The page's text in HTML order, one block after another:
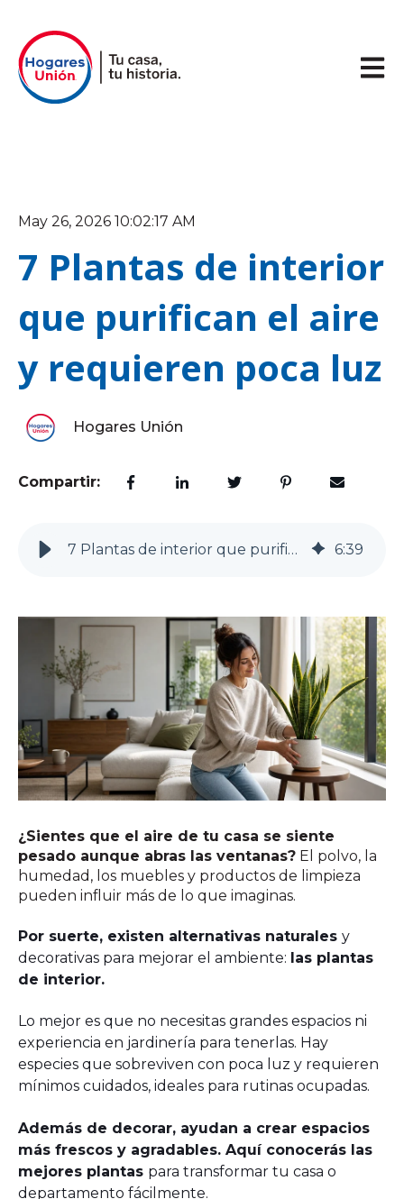
Abrir
May 26, 2026 10:02:17 AM
7 Plantas de interior
que purifican el aire
y requieren poca luz
Hogares Unión
Compartir:
7 Plantas de interior que purifican el aire y requieren poca luz 6:39
¿Sientes que el aire de tu casa se siente
pesado aunque abras las ventanas? El polvo, la
humedad, los muebles y productos de limpieza
pueden influir más de lo que imaginas.
Por suerte, existen alternativas naturales y
decorativas para mejorar el ambiente: las plantas
de interior.
Lo mejor es que no necesitas grandes espacios ni
experiencia en jardinería para tenerlas. Hay
especies que sobreviven con poca luz y requieren
mínimos cuidados, ideales para rutinas ocupadas.
Además de decorar, ayudan a crear espacios
más frescos y agradables. Aquí conocerás las
mejores plantas para transformar tu casa o
departamento fácilmente.